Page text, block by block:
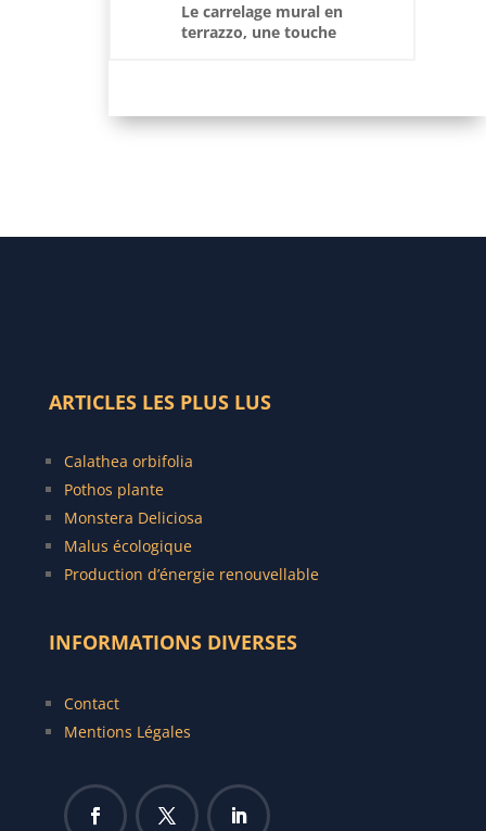
Le carrelage mural en
terrazzo, une touche
ARTICLES LES PLUS LUS
Calathea orbifolia
Pothos plante
Monstera Deliciosa
Malus écologique
Production d’énergie renouvellable
INFORMATIONS DIVERSES
Contact
Mentions Légales